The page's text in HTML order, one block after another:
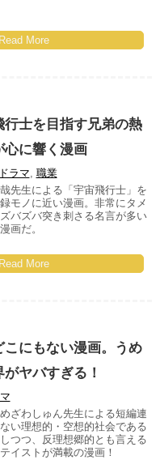
Read More
士を目指す兄弟の熱
心に響く漫画
ドラマ, 職業
先生による「宇宙飛行士」を
モノに近い漫画。非常にタメ
バズバ突き刺さる名言が多い
画だ。
Read More
にもない漫画。うめ
ヤバすぎる！
ざわしゅん先生による短編連
い理想的・空想的社会である
つつ、反理想郷的とも言える
イストが満載の漫画！